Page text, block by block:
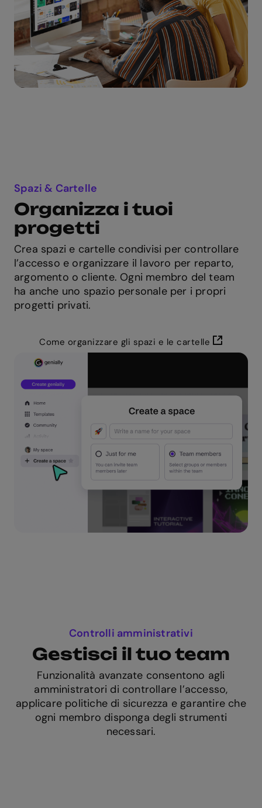
Spazi & Cartelle
Organizza i tuoi
progetti
Crea spazi e cartelle condivisi per controllare
l’accesso e organizzare il lavoro per reparto,
argomento o cliente. Ogni membro del team
ha anche uno spazio personale per i propri
progetti privati.
Come organizzare gli spazi e le cartelle
Controlli amministrativi
Gestisci il tuo team
Funzionalità avanzate consentono agli
amministratori di controllare l’accesso,
applicare politiche di sicurezza e garantire che
ogni membro disponga degli strumenti
necessari.